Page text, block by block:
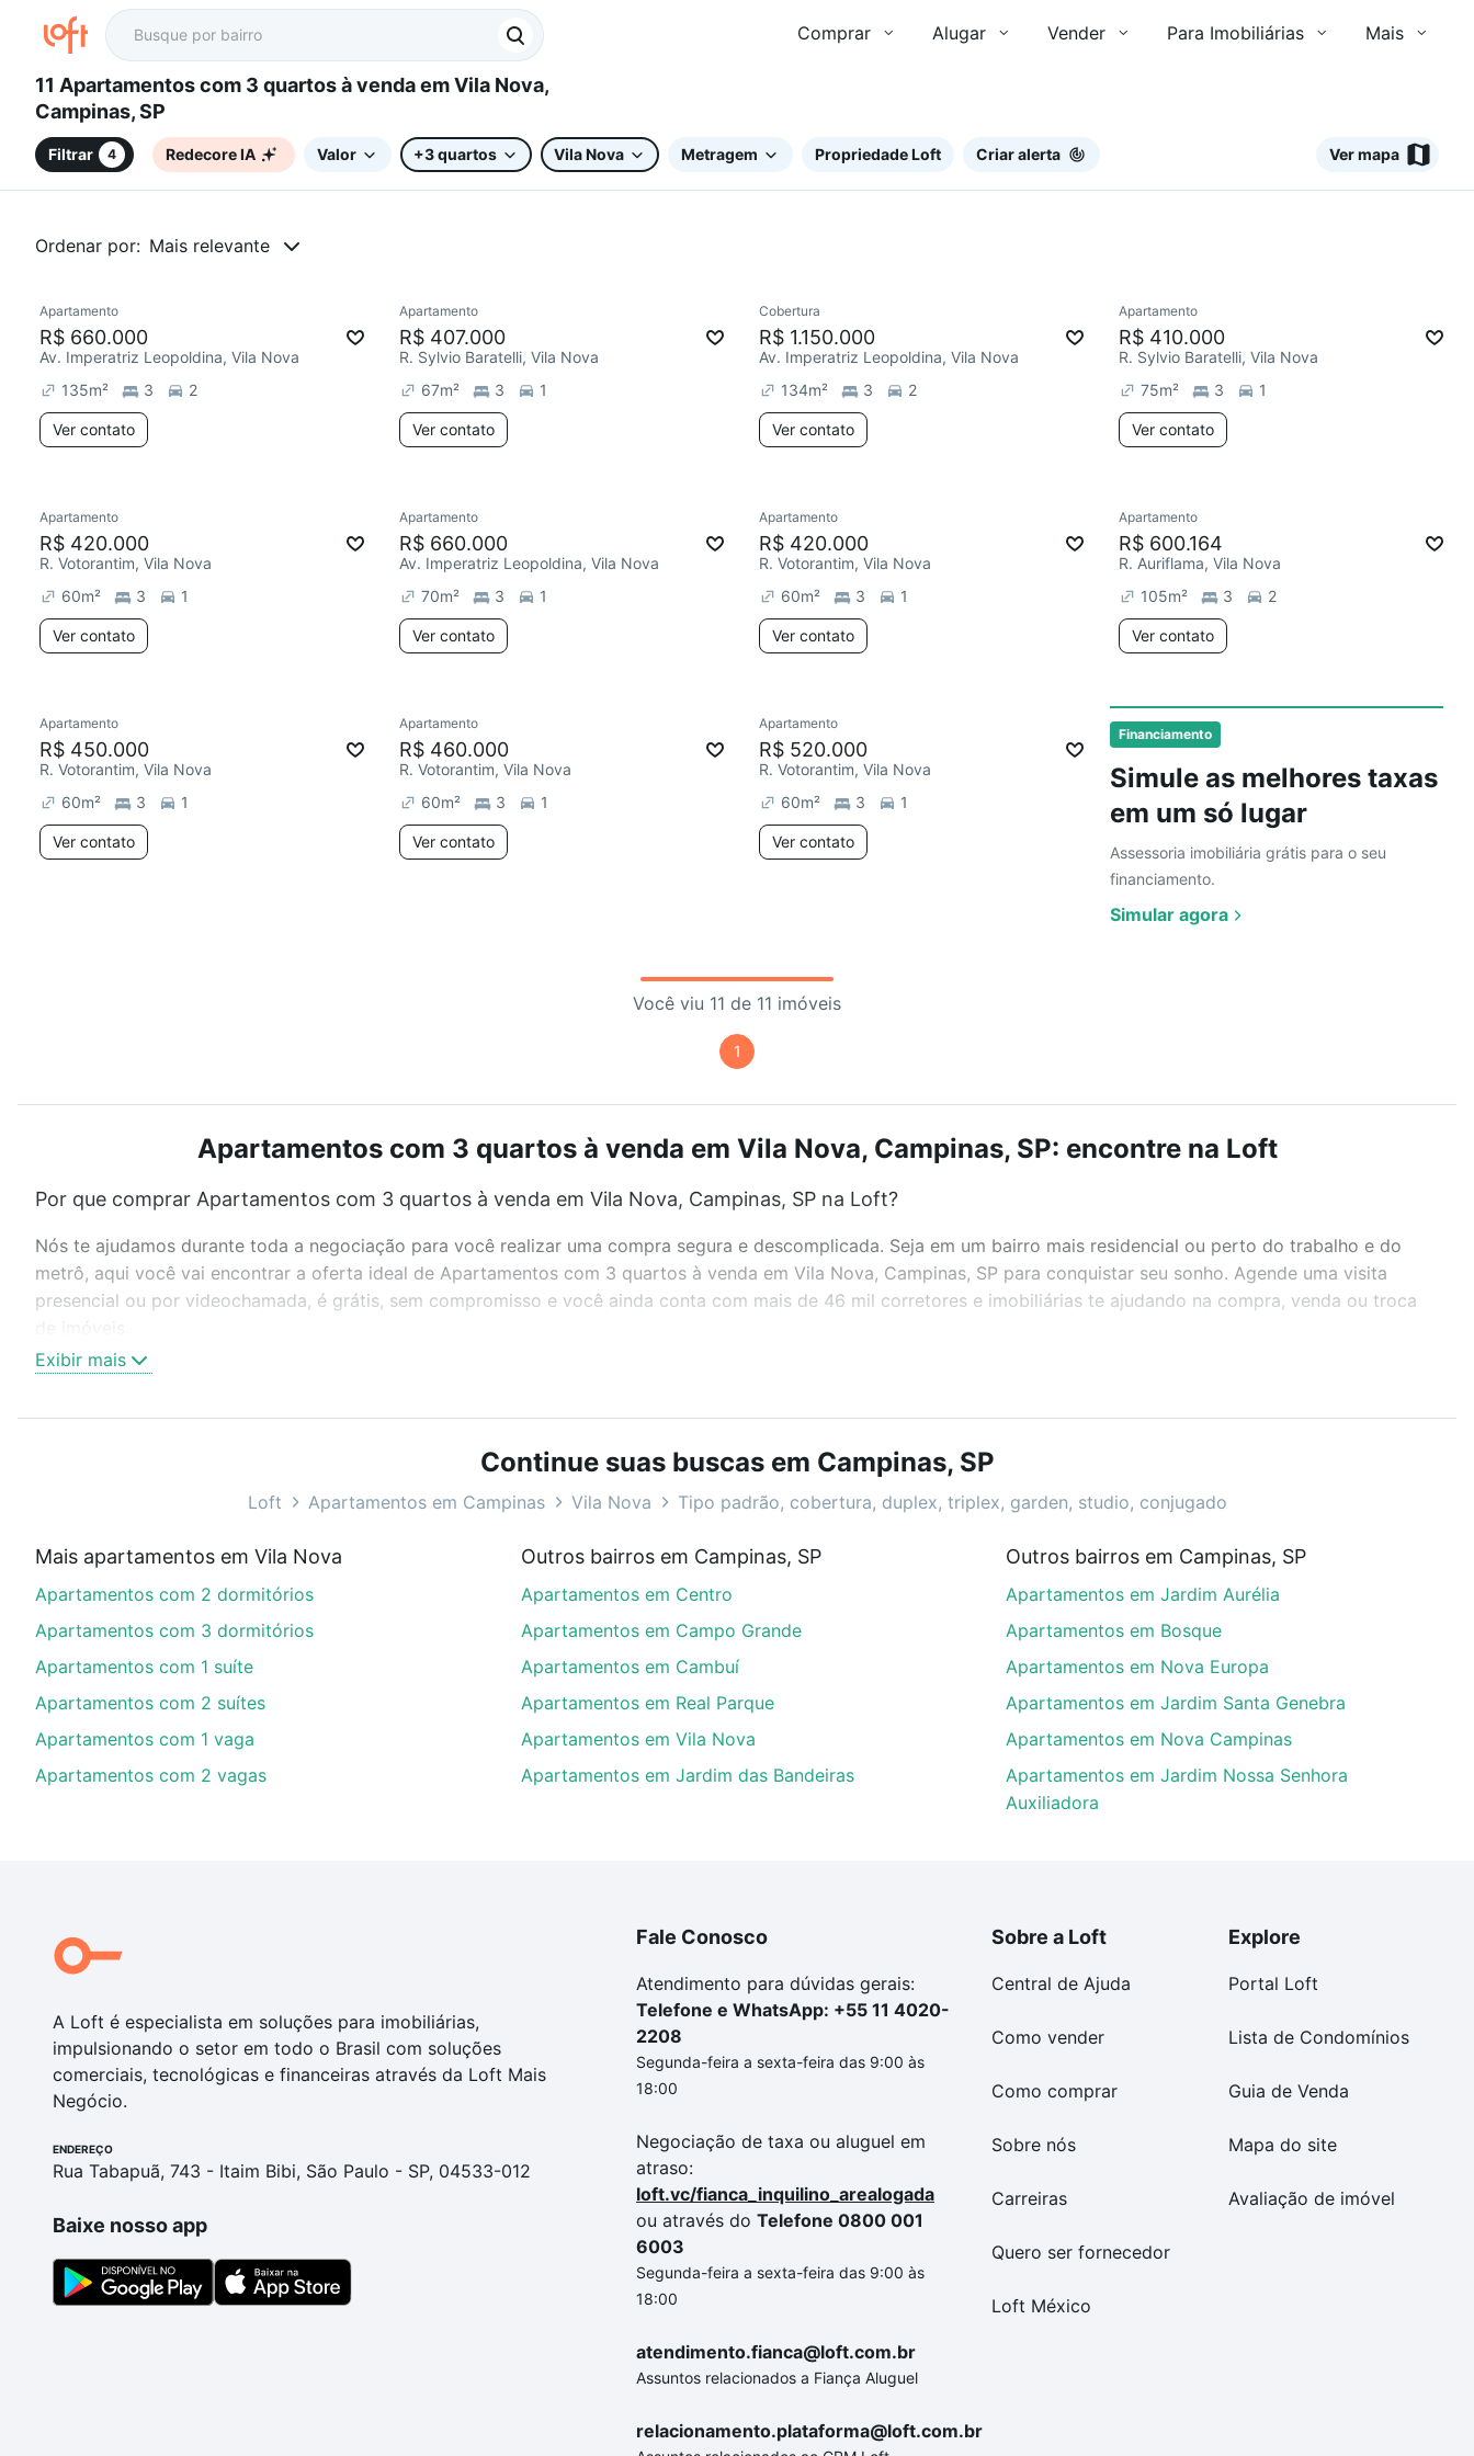
Comprar Alugar Vender Para Imobiliárias Mais
11 Apartamentos com 3 quartos à venda em Vila Nova,
Campinas, SP
Filtrar 4 Redecore IA Valor +3 quartos Vila Nova Metragem Propriedade Loft Criar alerta Ver mapa
Ordenar por: Mais relevante
Financiamento
Simule as melhores taxas
em um só lugar
Assessoria imobiliária grátis para o seu
financiamento.
Simular agora
Redecorar
Apartamento
R$ 660.000
Av. Imperatriz Leopoldina, Vila Nova
135m² 3 2
Ver contato
Chegou há 7 dias
Apartamento
R$ 407.000
R. Sylvio Baratelli, Vila Nova
67m² 3 1
Ver contato
Redecorar
Cobertura
R$ 1.150.000
Av. Imperatriz Leopoldina, Vila Nova
134m² 3 2
Ver contato
Apartamento
R$ 410.000
R. Sylvio Baratelli, Vila Nova
75m² 3 1
Ver contato
Chegou este mês
Apartamento
R$ 420.000
R. Votorantim, Vila Nova
60m² 3 1
Ver contato
Redecorar
Apartamento
R$ 660.000
Av. Imperatriz Leopoldina, Vila Nova
70m² 3 1
Ver contato
Chegou este mês
Apartamento
R$ 420.000
R. Votorantim, Vila Nova
60m² 3 1
Ver contato
Apartamento
R$ 600.164
R. Auriflama, Vila Nova
105m² 3 2
Ver contato
Chegou há 4 dias
Ver
Apartamento
R$ 450.000
R. Votorantim, Vila Nova
60m² 3 1
Ver contato
Chegou há 4 dias
Apartamento
R$ 460.000
R. Votorantim, Vila Nova
60m² 3 1
Ver contato
Chegou há 4 dias
Apartamento
R$ 520.000
R. Votorantim, Vila Nova
60m² 3 1
Ver contato
Você viu 11 de 11 imóveis
1
Apartamentos com 3 quartos à venda em Vila Nova, Campinas, SP: encontre na Loft
Por que comprar Apartamentos com 3 quartos à venda em Vila Nova, Campinas, SP na Loft?
Nós te ajudamos durante toda a negociação para você realizar uma compra segura e descomplicada. Seja em um bairro mais residencial ou perto do trabalho e do
metrô, aqui você vai encontrar a oferta ideal de Apartamentos com 3 quartos à venda em Vila Nova, Campinas, SP para conquistar seu sonho. Agende uma visita
presencial ou por videochamada, é grátis, sem compromisso e você ainda conta com mais de 46 mil corretores e imobiliárias te ajudando na compra, venda ou troca
Como escolher um imóvel?
Use barra de busca no topo para pesquisar por ruas, bairros e até condomínios favoritos. Você também pode usar os filtros como quantidade de quartos, suítes, com
ou sem vaga de garagem para combinar perfeitamente com o preço, metragem e comodidades, como piscina, academia, salão de festas ou área verde e encontrar
Apartamentos com 3 quartos à venda em Vila Nova, Campinas, SP ideal para você na Loft.
Aqui na Loft temos a oferta ideal para você, com Apartamentos com 3 quartos à venda em Vila Nova, Campinas, SP que custam a partir de R$ 0 e com nossas opções
de financiamento imobiliário as parcelas podem se adequar ao seu orçamento. Se ainda tem alguma dúvida dos custos envolvidos no processo de compra, veja em
nosso portal quanto custa comprar um apartamento
e conte com a gente para comprar o imóvel dos seus sonhos com segurança e conforto. Loft, com você até as
Exibir mais
Continue suas buscas em Campinas, SP
Loft Apartamentos em Campinas Vila Nova Tipo padrão, cobertura, duplex, triplex, garden, studio, conjugado
Mais apartamentos em Vila Nova
Apartamentos com 2 dormitórios
Apartamentos com 3 dormitórios
Apartamentos com 1 suíte
Apartamentos com 2 suítes
Apartamentos com 1 vaga
Apartamentos com 2 vagas
Outros bairros em Campinas, SP
Apartamentos em Centro
Apartamentos em Campo Grande
Apartamentos em Cambuí
Apartamentos em Real Parque
Apartamentos em Vila Nova
Apartamentos em Jardim das Bandeiras
Outros bairros em Campinas, SP
Apartamentos em Jardim Aurélia
Apartamentos em Bosque
Apartamentos em Nova Europa
Apartamentos em Jardim Santa Genebra
Apartamentos em Nova Campinas
Apartamentos em Jardim Nossa Senhora
Auxiliadora
A Loft é especialista em soluções para imobiliárias,
impulsionando o setor em todo o Brasil com soluções
comerciais, tecnológicas e financeiras através da Loft Mais
Negócio.
ENDEREÇO
Rua Tabapuã, 743 - Itaim Bibi, São Paulo - SP, 04533-012
Baixe nosso app
Fale Conosco
Atendimento para dúvidas gerais:
Telefone e WhatsApp: +55 11 4020-
2208
Segunda-feira a sexta-feira das 9:00 às
18:00
Negociação de taxa ou aluguel em
atraso:
loft.vc/fianca_inquilino_arealogada
ou através do Telefone 0800 001
6003
Segunda-feira a sexta-feira das 9:00 às
18:00
atendimento.fianca@loft.com.br
Assuntos relacionados a Fiança Aluguel
relacionamento.plataforma@loft.com.br
Sobre a Loft
Central de Ajuda
Como vender
Como comprar
Sobre nós
Carreiras
Quero ser fornecedor
Loft México
Explore
Portal Loft
Lista de Condomínios
Guia de Venda
Mapa do site
Avaliação de imóvel